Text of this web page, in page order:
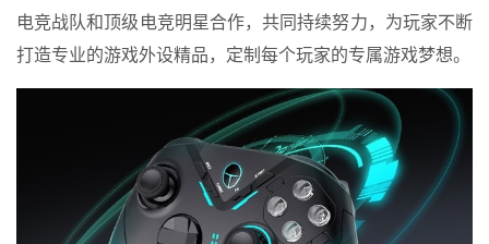
电竞战队和顶级电竞明星合作，共同持续努力，为玩家不断
打造专业的游戏外设精品，定制每个玩家的专属游戏梦想。